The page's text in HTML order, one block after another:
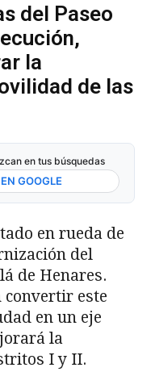
del Paseo
la
de las
en tus búsquedas
GOOGLE
en rueda de
del
de Henares.
convertir este
en un eje
la
I y II.